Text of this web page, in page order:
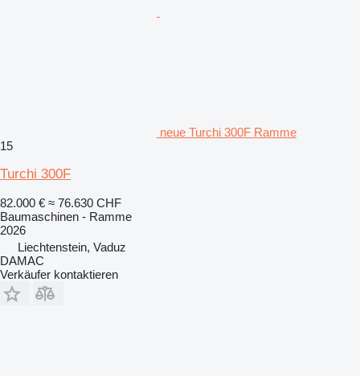
neue Turchi 300F Ramme
15
Turchi 300F
82.000 € ≈ 76.630 CHF
Baumaschinen - Ramme
2026
Liechtenstein, Vaduz
DAMAC
Verkäufer kontaktieren